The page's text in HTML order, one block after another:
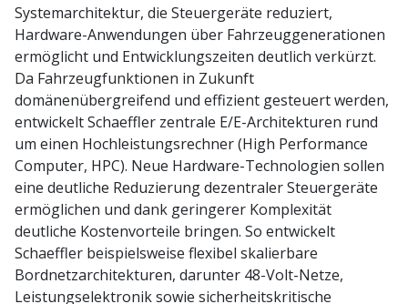
Systemarchitektur, die Steuergeräte reduziert,
Hardware-Anwendungen über Fahrzeuggenerationen
ermöglicht und Entwicklungszeiten deutlich verkürzt.
Da Fahrzeugfunktionen in Zukunft
domänenübergreifend und effizient gesteuert werden,
entwickelt Schaeffler zentrale E/E-Architekturen rund
um einen Hochleistungsrechner (High Performance
Computer, HPC). Neue Hardware-Technologien sollen
eine deutliche Reduzierung dezentraler Steuergeräte
ermöglichen und dank geringerer Komplexität
deutliche Kostenvorteile bringen. So entwickelt
Schaeffler beispielsweise flexibel skalierbare
Bordnetzarchitekturen, darunter 48-Volt-Netze,
Leistungselektronik sowie sicherheitskritische